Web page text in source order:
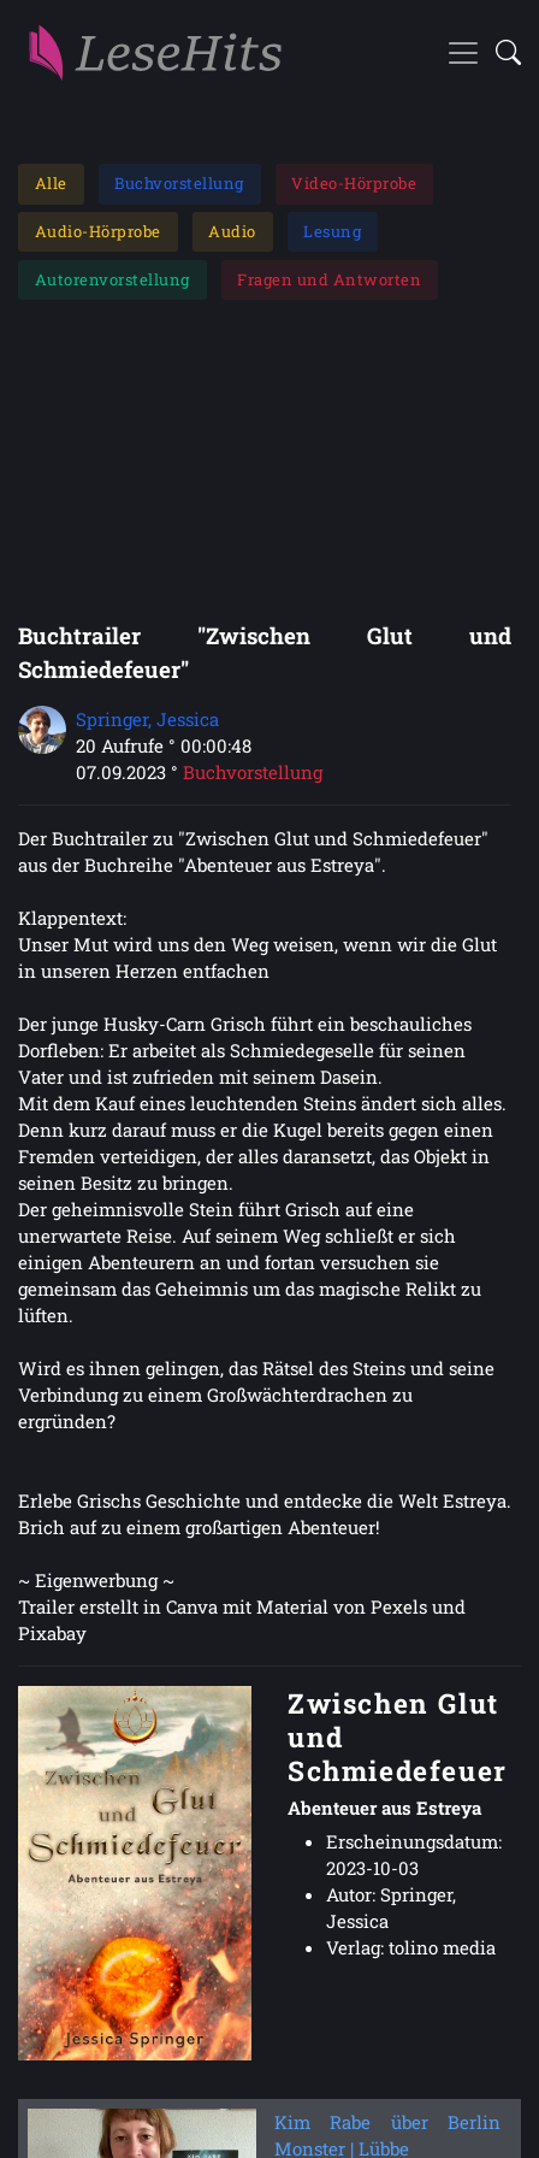
Alle Buchvorstellung Video-Hörprobe
Audio-Hörprobe Audio Lesung
Autorenvorstellung Fragen und Antworten
Buchtrailer "Zwischen Glut und
Schmiedefeuer"
Springer, Jessica
20 Aufrufe ° 00:00:48
07.09.2023 ° Buchvorstellung
Der Buchtrailer zu "Zwischen Glut und Schmiedefeuer"
aus der Buchreihe "Abenteuer aus Estreya".
Klappentext:
Unser Mut wird uns den Weg weisen, wenn wir die Glut
in unseren Herzen entfachen
Der junge Husky-Carn Grisch führt ein beschauliches
Dorfleben: Er arbeitet als Schmiedegeselle für seinen
Vater und ist zufrieden mit seinem Dasein.
Mit dem Kauf eines leuchtenden Steins ändert sich alles.
Denn kurz darauf muss er die Kugel bereits gegen einen
Fremden verteidigen, der alles daransetzt, das Objekt in
seinen Besitz zu bringen.
Der geheimnisvolle Stein führt Grisch auf eine
unerwartete Reise. Auf seinem Weg schließt er sich
einigen Abenteurern an und fortan versuchen sie
gemeinsam das Geheimnis um das magische Relikt zu
lüften.
Wird es ihnen gelingen, das Rätsel des Steins und seine
Verbindung zu einem Großwächterdrachen zu
ergründen?
Erlebe Grischs Geschichte und entdecke die Welt Estreya.
Brich auf zu einem großartigen Abenteuer!
~ Eigenwerbung ~
Trailer erstellt in Canva mit Material von Pexels und
Pixabay
Zwischen Glut
und
Schmiedefeuer
Abenteuer aus Estreya
Erscheinungsdatum:
2023-10-03
Autor: Springer,
Jessica
Verlag: tolino media
Kim Rabe über Berlin
Monster | Lübbe